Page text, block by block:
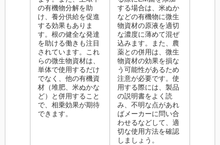
の有機物分解を助
け、養分供給を促進
する効果もありま
す。根の健全な発達
を助ける働きも注目
されています。これ
らの微生物資材は、
単体で使用するだけ
でなく、他の有機資
材（堆肥、米ぬかな
ど）と併用すること
で、相乗効果が期待
できます。
する場合は、米ぬか
などの有機物に微生
物資材の原液を適切
な濃度に薄めて混ぜ
込みます。また、農
薬との併用は、微生
物資材の効果を損な
う可能性があるため
注意が必要です。使
用する際には、製品
の説明書をよく読
み、不明な点があれ
ばメーカーに問い合
わせるなどして、適
切な使用方法を確認
しましょう。